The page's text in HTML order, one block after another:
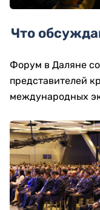
Что
Форум в Даляне
представителей
международных